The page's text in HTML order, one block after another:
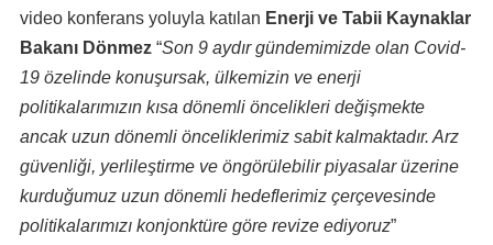
video konferans yoluyla katılan Enerji ve Tabii Kaynaklar
Bakanı Dönmez“Son 9 aydır gündemimizde olan Covid-
19 özelinde konuşursak, ülkemizin ve enerji
politikalarımızın kısa dönemli öncelikleri değişmekte
ancak uzun dönemli önceliklerimiz sabit kalmaktadır. Arz
güvenliği, yerlileştirme ve öngörülebilir piyasalar üzerine
kurduğumuz uzun dönemli hedeflerimiz çerçevesinde
politikalarımızı konjonktüre göre revize ediyoruz”